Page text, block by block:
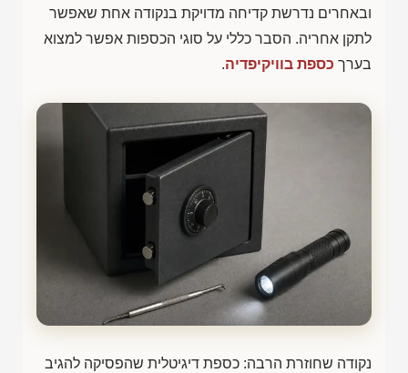
ובאחרים נדרשת קדיחה מדויקת בנקודה אחת שאפשר
לתקן אחריה. הסבר כללי על סוגי הכספות אפשר למצוא
בערך כספת בוויקיפדיה.
נקודה שחוזרת הרבה: כספת דיגיטלית שהפסיקה להגיב